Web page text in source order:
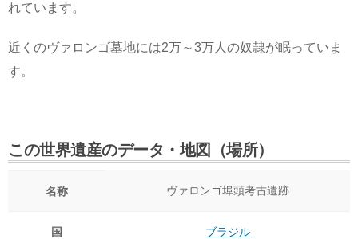
れています。
近くのヴァロンゴ墓地には2万～3万人の奴隷が眠っていま
す。
この世界遺産のデータ・地図（場所）
名称 ヴァロンゴ埠頭考古遺跡
国 ブラジル